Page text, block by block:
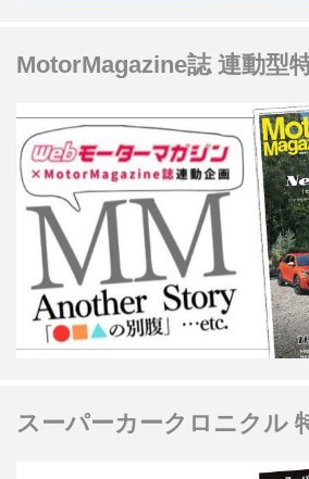
MotorMagazine誌 連動型
スーパーカークロニクル